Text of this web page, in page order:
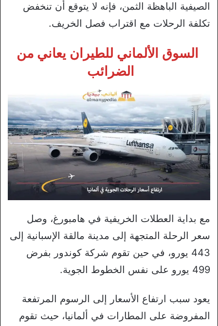
الصيفية الباهظة الثمن، فإنه لا يتوقع أن تنخفض
تكلفة الرحلات مع اقتراب فصل الخريف.
السوق الألماني للطيران يعاني من
الضرائب
مع بداية العطلات الخريفية في هامبورغ، وصل
سعر الرحلة المتجهة إلى مدينة مالقة الإسبانية إلى
443 يورو، في حين تقوم شركة كوندور بفرض
499 يورو على نفس الخطوط الجوية.
يعود سبب ارتفاع الأسعار إلى الرسوم المرتفعة
المفروضة على المطارات في ألمانيا، حيث تقوم